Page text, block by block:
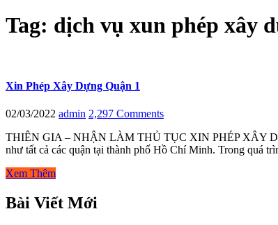
Tag: dịch vụ xun phép xây
Xin Phép Xây Dựng Quận 1
02/03/2022 admin 2,297 Comments
THIÊN GIA – NHẬN LÀM THỦ TỤC XIN PHÉP XÂY
như tất cả các quận tại thành phố Hồ Chí Minh. Trong quá
Xem Thêm
Bài Viết Mới